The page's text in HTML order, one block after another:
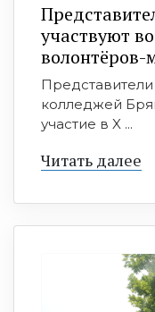
участвуют
волонтёров-
колледжей
участие в X ...
Читать далее